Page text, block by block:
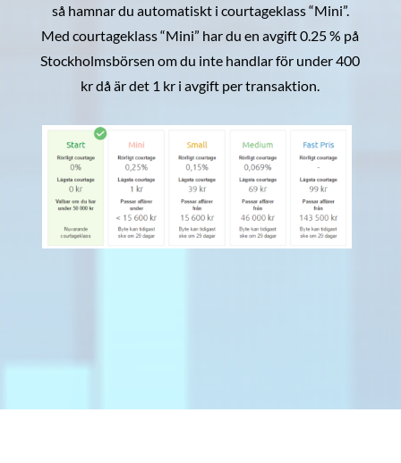
så hamnar du automatiskt i courtageklass “Mini”.
Med courtageklass “Mini” har du en avgift 0.25 % på
Stockholmsbörsen om du inte handlar för under 400
kr då är det 1 kr i avgift per transaktion.